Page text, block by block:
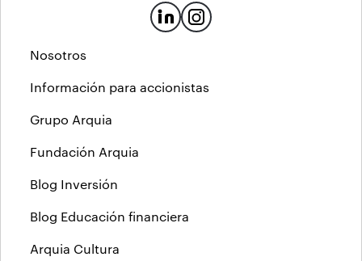
Nosotros
Información para accionistas
Grupo Arquia
Fundación Arquia
Blog Inversión
Blog Educación financiera
Arquia Cultura